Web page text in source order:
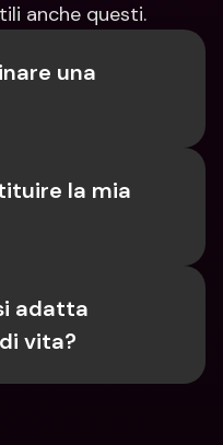
anche questi.
una
la mia
adatta
vita?